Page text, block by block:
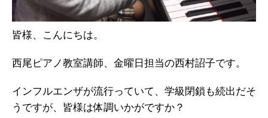
皆様、こんにちは。
西尾ピアノ教室講師、金曜日担当の西村詔子です。
インフルエンザが流行っていて、学級閉鎖も続出だそ
うですが、皆様は体調いかがですか？